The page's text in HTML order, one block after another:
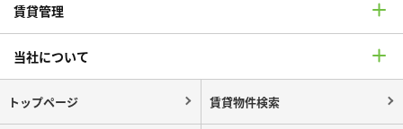
賃貸管理
当社について
トップページ 賃貸物件検索